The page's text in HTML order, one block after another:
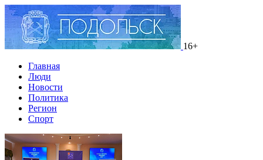
16+
Главная
Люди
Новости
Политика
Регион
Спорт